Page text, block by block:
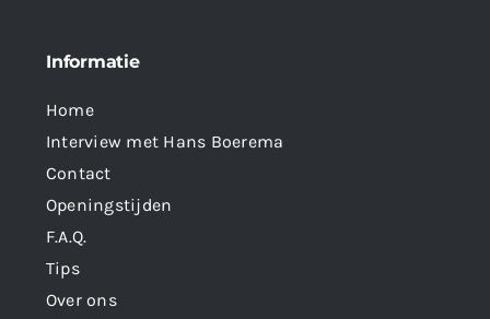
Informatie
Home
Interview met Hans Boerema
Contact
Openingstijden
F.A.Q.
Tips
Over ons